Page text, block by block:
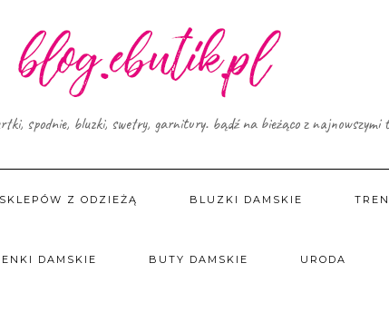
spodnie, bluzki, swetry, garnitury. bądź na bieżąco z najnowszymi
Z ODZIEŻĄ BLUZKI DAMSKIE
DAMSKIE BUTY DAMSKIE URODA